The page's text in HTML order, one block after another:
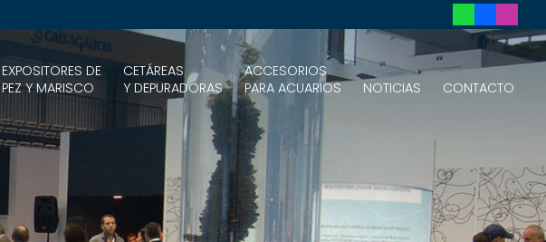
EXPOSITORES DE
PEZ Y MARISCO
CETÁREAS
Y DEPURADORAS
ACCESORIOS
PARA ACUARIOS
NOTICIAS CONTACTO